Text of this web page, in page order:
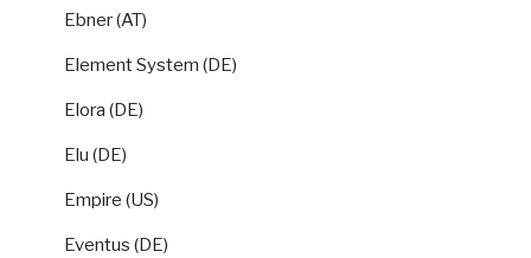
Ebner (AT)
Element System (DE)
Elora (DE)
Elu (DE)
Empire (US)
Eventus (DE)